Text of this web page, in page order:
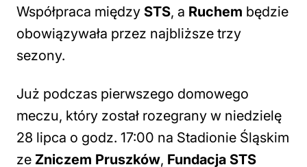
Współpraca między STS, a Ruchem będzie
obowiązywała przez najbliższe trzy
sezony.
Już podczas pierwszego domowego
meczu, który został rozegrany w niedzielę
28 lipca o godz. 17:00 na Stadionie Śląskim
ze Zniczem Pruszków, Fundacja STS